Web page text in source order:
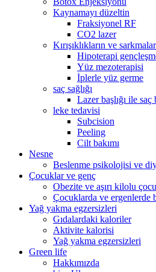
Kaynamayı düzeltin
Fraksiyonel RF
CO2 lazer
Kırışıklıkların ve
Hipoterapi
Yüz mezoterapisi
İplerle yüz germe
saç sağlığı
Lazer başlığı ile
leke tedavisi
Subcision
Peeling
Cilt bakımı
Nesne
Beslenme psikolojisi ve
Çocuklar ve genç
Obezite ve aşırı kilolu
Çocuklarda ve ergenlerde
Yağ yakma egzersizleri
Gıdalardaki kaloriler
Aktivite kalorisi
Yağ yakma egzersizleri
Green life
Hakkımızda